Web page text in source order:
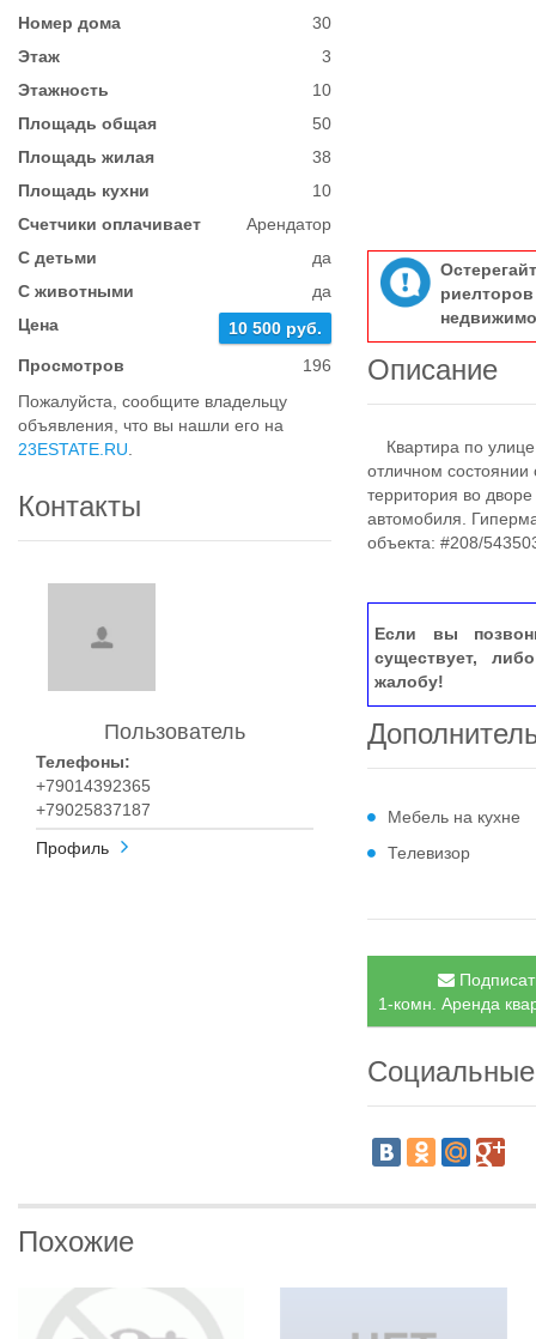
Номер дома
30
Этаж
3
Этажность
10
Площадь общая
50
Площадь жилая
38
Площадь кухни
10
Счетчики оплачивает
Арендатор
С детьми
да
С животными
да
Цена
10 500 руб.
Просмотров
196
Пожалуйста, сообщите владельцу
объявления, что вы нашли его на
23ESTATE.RU
Контакты
Пользователь
Телефоны:
+79014392365
+79025837187
Профиль
Описание
Квартира по улице
отличном состоянии
территория во
автомобиля.
объекта: #208/
Если вы
существует,
жалобу!
Мебель на кухне
Телевизор
1-комн. Аренда
Похожие